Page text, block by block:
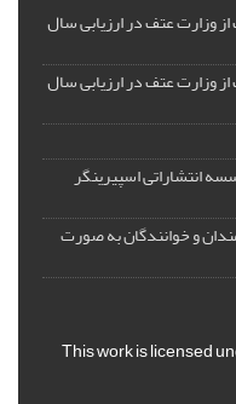
وزارت عتف در ارزیابی سال
وزارت عتف در ارزیابی سال
انتشاراتی اسپیرینگر
و خوانندگان به صورت
This work is licensed